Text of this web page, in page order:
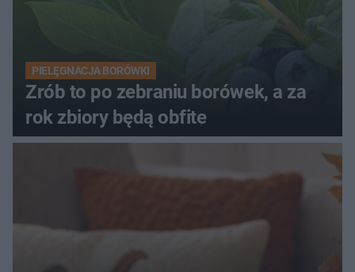
PIELĘGNACJA BORÓWKI
Zrób to po zebraniu borówek, a za
rok zbiory będą obfite